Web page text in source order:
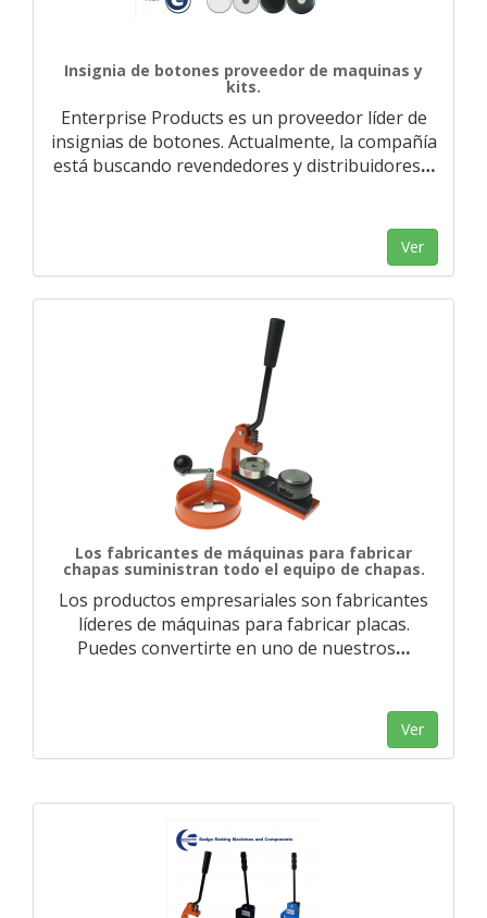
Insignia de botones proveedor de maquinas y
kits.
Enterprise Products es un proveedor líder de
insignias de botones. Actualmente, la compañía
está buscando revendedores y distribuidores…
Ver
Los fabricantes de máquinas para fabricar
chapas suministran todo el equipo de chapas.
Los productos empresariales son fabricantes
líderes de máquinas para fabricar placas.
Puedes convertirte en uno de nuestros…
Ver